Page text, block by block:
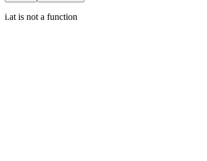
i.at is not a function